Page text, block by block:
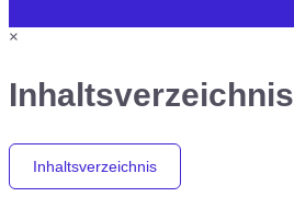
×
Inhaltsverzeichnis
Inhaltsverzeichnis